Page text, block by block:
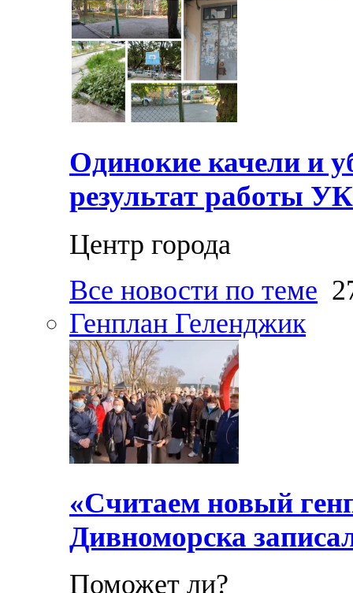
Одинокие качели и
результат работы
Центр города
Все новости по теме
Генплан Геленджик
«Считаем новый
Дивноморска
Поможет ли?